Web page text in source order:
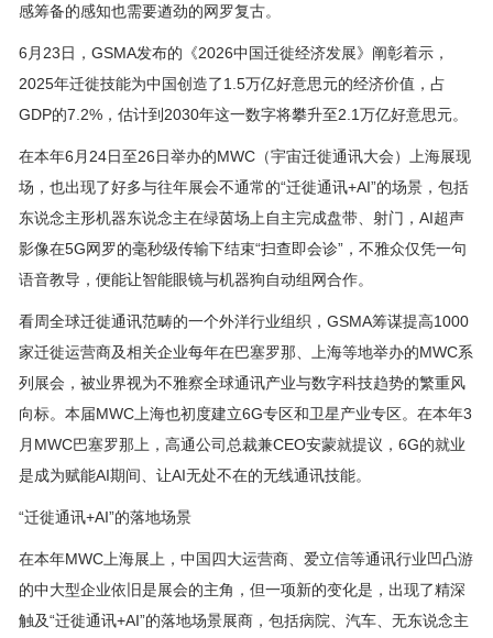
感筹备的感知也需要遒劲的网罗复古。
6月23日，GSMA发布的《2026中国迁徙经济发展》阐彰着示，
2025年迁徙技能为中国创造了1.5万亿好意思元的经济价值，占
GDP的7.2%，估计到2030年这一数字将攀升至2.1万亿好意思元。
在本年6月24日至26日举办的MWC（宇宙迁徙通讯大会）上海展现
场，也出现了好多与往年展会不通常的“迁徙通讯+AI”的场景，包括
东说念主形机器东说念主在绿茵场上自主完成盘带、射门，AI超声
影像在5G网罗的毫秒级传输下结束“扫查即会诊”，不雅众仅凭一句
语音教导，便能让智能眼镜与机器狗自动组网合作。
看周全球迁徙通讯范畴的一个外洋行业组织，GSMA筹谋提高1000
家迁徙运营商及相关企业每年在巴塞罗那、上海等地举办的MWC系
列展会，被业界视为不雅察全球通讯产业与数字科技趋势的繁重风
向标。本届MWC上海也初度建立6G专区和卫星产业专区。在本年3
月MWC巴塞罗那上，高通公司总裁兼CEO安蒙就提议，6G的就业
是成为赋能AI期间、让AI无处不在的无线通讯技能。
“迁徙通讯+AI”的落地场景
在本年MWC上海展上，中国四大运营商、爱立信等通讯行业凹凸游
的中大型企业依旧是展会的主角，但一项新的变化是，出现了精深
触及“迁徙通讯+AI”的落地场景展商，包括病院、汽车、无东说念主